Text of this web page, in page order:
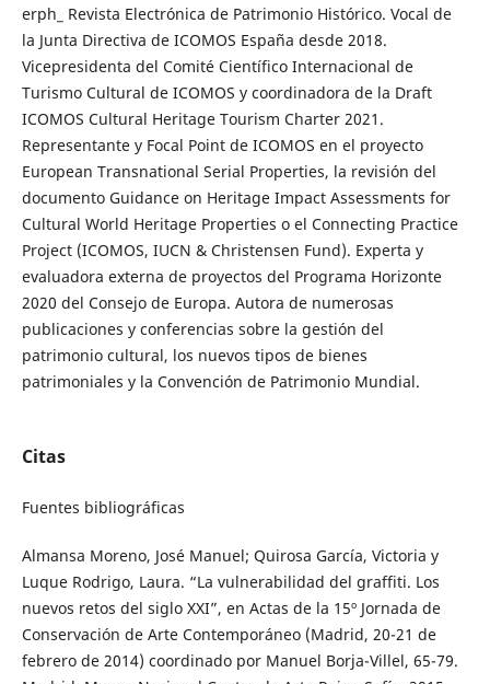
erph_ Revista Electrónica de Patrimonio Histórico. Vocal de
la Junta Directiva de ICOMOS España desde 2018.
Vicepresidenta del Comité Científico Internacional de
Turismo Cultural de ICOMOS y coordinadora de la Draft
ICOMOS Cultural Heritage Tourism Charter 2021.
Representante y Focal Point de ICOMOS en el proyecto
European Transnational Serial Properties, la revisión del
documento Guidance on Heritage Impact Assessments for
Cultural World Heritage Properties o el Connecting Practice
Project (ICOMOS, IUCN & Christensen Fund). Experta y
evaluadora externa de proyectos del Programa Horizonte
2020 del Consejo de Europa. Autora de numerosas
publicaciones y conferencias sobre la gestión del
patrimonio cultural, los nuevos tipos de bienes
patrimoniales y la Convención de Patrimonio Mundial.
Citas
Fuentes bibliográficas
Almansa Moreno, José Manuel; Quirosa García, Victoria y
Luque Rodrigo, Laura. “La vulnerabilidad del graffiti. Los
nuevos retos del siglo XXI”, en Actas de la 15º Jornada de
Conservación de Arte Contemporáneo (Madrid, 20-21 de
febrero de 2014) coordinado por Manuel Borja-Villel, 65-79.